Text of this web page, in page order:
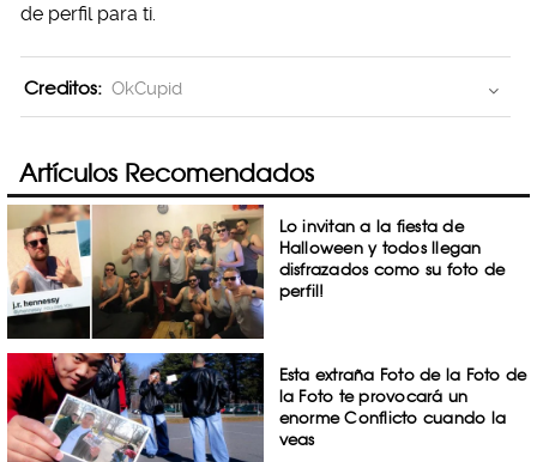
de perfil para ti.
Creditos: OkCupid
Artículos Recomendados
Lo invitan a la fiesta de
Halloween y todos llegan
disfrazados como su foto de
perfil!
Esta extraña Foto de la Foto de
la Foto te provocará un
enorme Conflicto cuando la
veas